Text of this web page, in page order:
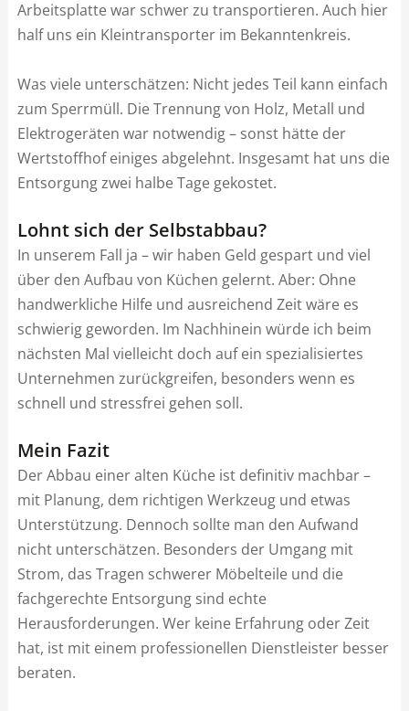
Arbeitsplatte war schwer zu transportieren. Auch hier
half uns ein Kleintransporter im Bekanntenkreis.
Was viele unterschätzen: Nicht jedes Teil kann einfach
zum Sperrmüll. Die Trennung von Holz, Metall und
Elektrogeräten war notwendig – sonst hätte der
Wertstoffhof einiges abgelehnt. Insgesamt hat uns die
Entsorgung zwei halbe Tage gekostet.
Lohnt sich der Selbstabbau?
In unserem Fall ja – wir haben Geld gespart und viel
über den Aufbau von Küchen gelernt. Aber: Ohne
handwerkliche Hilfe und ausreichend Zeit wäre es
schwierig geworden. Im Nachhinein würde ich beim
nächsten Mal vielleicht doch auf ein spezialisiertes
Unternehmen zurückgreifen, besonders wenn es
schnell und stressfrei gehen soll.
Mein Fazit
Der Abbau einer alten Küche ist definitiv machbar –
mit Planung, dem richtigen Werkzeug und etwas
Unterstützung. Dennoch sollte man den Aufwand
nicht unterschätzen. Besonders der Umgang mit
Strom, das Tragen schwerer Möbelteile und die
fachgerechte Entsorgung sind echte
Herausforderungen. Wer keine Erfahrung oder Zeit
hat, ist mit einem professionellen Dienstleister besser
beraten.